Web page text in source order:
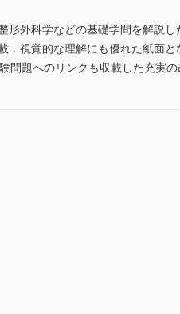
外科学などの基礎学問を解説
視覚的な理解にも優れた紙面
問題へのリンクも収載した充実の